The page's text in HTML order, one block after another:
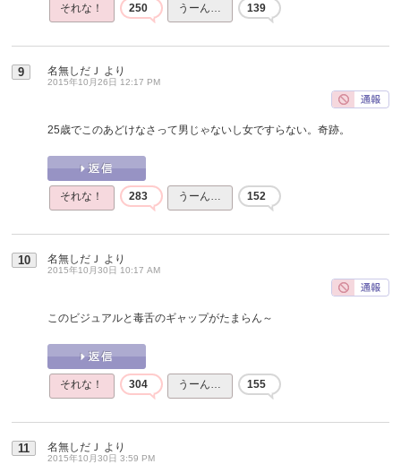
それな！ 250 うーん… 139
9 名無しだＪ より
2015年10月26日 12:17 PM
25歳でこのあどけなさって男じゃないし女ですらない。奇跡。
それな！ 283 うーん… 152
10 名無しだＪ より
2015年10月30日 10:17 AM
このビジュアルと毒舌のギャップがたまらん～
それな！ 304 うーん… 155
11 名無しだＪ より
2015年10月30日 3:59 PM